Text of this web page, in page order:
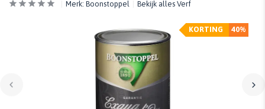
Merk: Boonstoppel Bekijk alles Verf
40%
KORTING